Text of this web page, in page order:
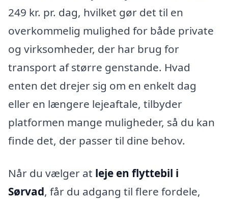
249 kr. pr. dag, hvilket gør det til en
overkommelig mulighed for både private
og virksomheder, der har brug for
transport af større genstande. Hvad
enten det drejer sig om en enkelt dag
eller en længere lejeaftale, tilbyder
platformen mange muligheder, så du kan
finde det, der passer til dine behov.
Når du vælger at leje en flyttebil i
Sørvad, får du adgang til flere fordele,